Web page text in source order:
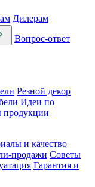
Дилерам
Вопрос-ответ
Резной декор
Идеи по
продукции
и качество
продажи Советы
Гарантия и